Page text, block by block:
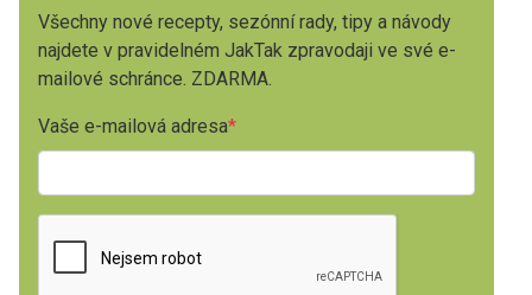
Všechny nové recepty, sezónní rady, tipy a návody
najdete v pravidelném JakTak zpravodaji ve své e-
mailové schránce. ZDARMA.
Vaše e-mailová adresa